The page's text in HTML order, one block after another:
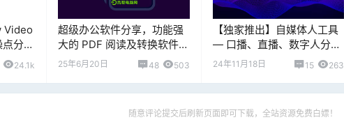
Video
分辨
程24.1k
超级办公软件分享，功能强
大的 PDF 阅读及转换软件，
片尾附下载地址
25年6月20日 48 503
【独家推出】自媒体人工具
— 口播、直播、数字人分身
小程序，免费体验测试
24年11月18日 15 263
随意评论提交后刷新页面即可下载，全站资源免费白嫖！